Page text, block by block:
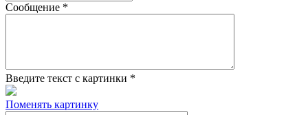
Сообщение *
Введите текст с картинки *
Поменять картинку